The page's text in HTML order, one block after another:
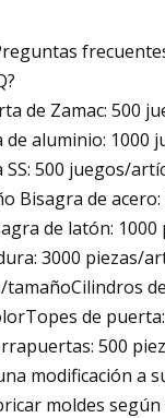
de Zamac: 500
de aluminio: 1000
500 juegos/
Bisagra de acero:
de latón:
3000 piezas/
tamañoCilindros
de
500
modificación a
moldes según